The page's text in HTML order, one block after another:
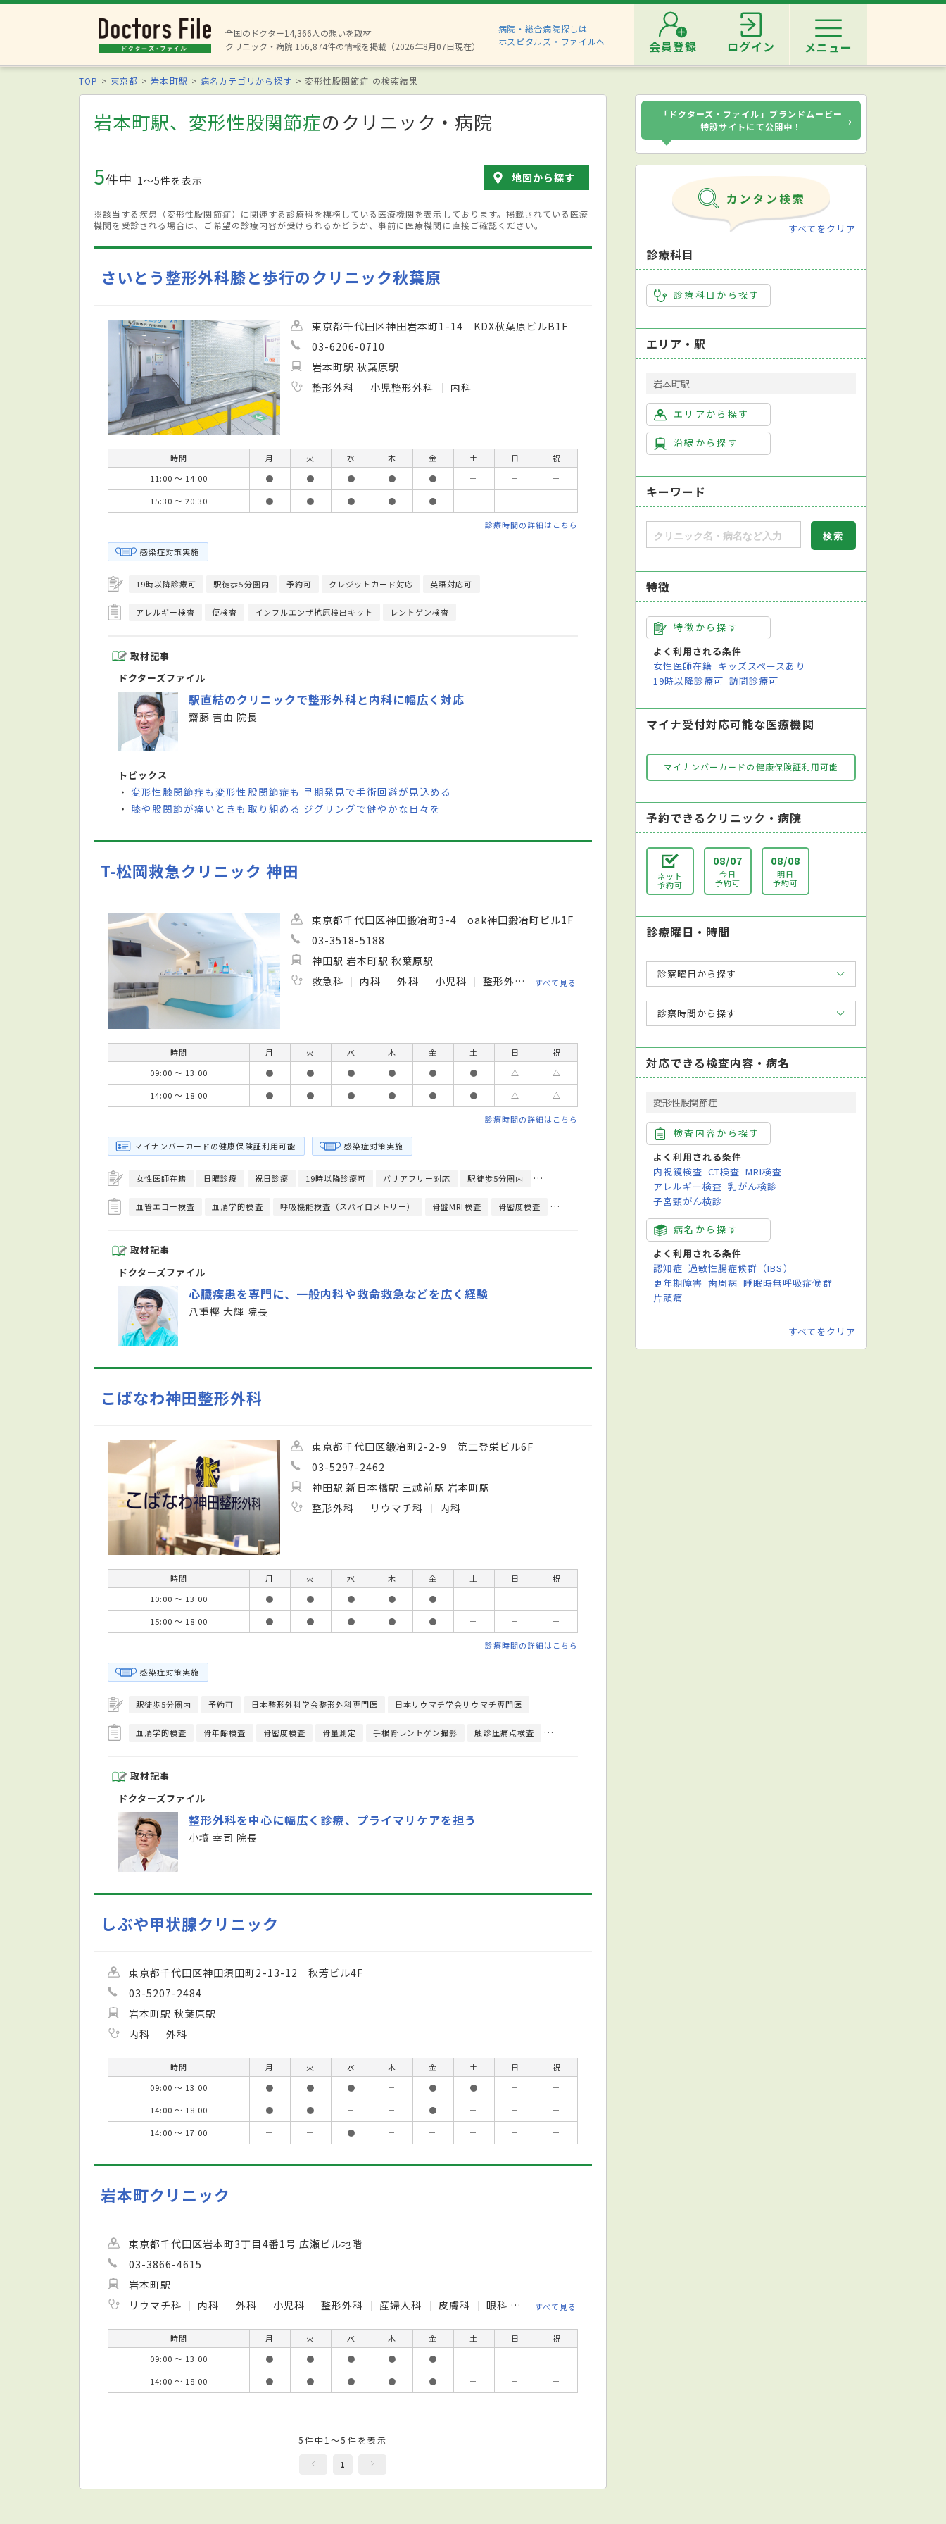
全国のドクター14,366人の想いを取材
クリニック・病院 156,874件の情報を掲載（2026年8月07日現在）
病院・総合病院探しは
ホスピタルズ・ファイルへ
会員登録 ログイン メニュー
TOP 東京都 岩本町駅 病名カテゴリから探す 変形性股関節症 の検索結果
岩本町駅、変形性股関節症のクリニック・病院
5件中 1〜5件を表示 地図から探す
※該当する疾患（変形性股関節症）に関連する診療科を標榜している医療機関を表示しております。掲載されている医療
機関を受診される場合は、ご希望の診療内容が受けられるかどうか、事前に医療機関に直接ご確認ください。
さいとう整形外科膝と歩行のクリニック秋葉原
東京都千代田区神田岩本町1-14 KDX秋葉原ビルB1F
03-6206-0710
岩本町駅 秋葉原駅
整形外科
小児整形外科 内科
時間 月 火 水 木 金 土 日
祝
11:00 ～ 14:00
● ● ● ● ● － －
－
15:30 ～ 20:30
● ● ● ● ● － － －
診療時間の詳細はこちら
感染症対策実施
19時以降診療可 駅徒歩5分圏内 予約可 クレジットカード対応 英語対応可
アレルギー検査 便検査 インフルエンザ抗原検出キット レントゲン検査
取材記事
ドクターズファイル
駅直結のクリニックで整形外科と内科に幅広く対応
齋藤 吉由 院長
トピックス
・変形性膝関節症も変形性股関節症も 早期発見で手術回避が見込める
・ 膝や股関節が痛いときも取り組める ジグリングで健やかな日々を
T-松岡救急クリニック 神田
東京都千代田区神田鍛冶町3-4 oak神田鍛冶町ビル1F
03-3518-5188
神田駅 岩本町駅 秋葉原駅
救急科
内科 外科 小児科 整形外科 脳神経外科 循環器内科 呼吸器内科
すべて見る
時間 月 火 水 木 金 土 日
祝
09:00 ～ 13:00
● ● ● ● ● ● △
△
14:00 ～ 18:00
● ● ● ● ● ● △ △
診療時間の詳細はこちら
マイナンバーカードの健康保険証利用可能 感染症対策実施
女性医師在籍 日曜診療 祝日診療 19時以降診療可 バリアフリー対応 駅徒歩5分圏内 予約可 クレジットカード対応 モバイル決済対応 健康診断対応
血管エコー検査 血清学的検査 呼吸機能検査（スパイロメトリー） 骨盤MRI検査 骨密度検査 骨量測定 耳鏡検査 手根骨レントゲン撮影
取材記事
ドクターズファイル
心臓疾患を専門に、一般内科や救命救急などを広く経験
八重樫 大輝 院長
こばなわ神田整形外科
東京都千代田区鍛冶町2-2-9 第二登栄ビル6F
03-5297-2462
神田駅 新日本橋駅 三越前駅 岩本町駅
整形外科
リウマチ科 内科
時間 月 火 水 木 金 土 日
祝
10:00 ～ 13:00
● ● ● ● ● － －
－
15:00 ～ 18:00
● ● ● ● ● － － －
診療時間の詳細はこちら
感染症対策実施
駅徒歩5分圏内 予約可 日本整形外科学会整形外科専門医 日本リウマチ学会リウマチ専門医
血清学的検査 骨年齢検査 骨密度検査 骨量測定 手根骨レントゲン撮影 触診圧痛点検査 神経学的検査
取材記事
ドクターズファイル
整形外科を中心に幅広く診療、プライマリケアを担う
小塙 幸司 院長
しぶや甲状腺クリニック
東京都千代田区神田須田町2-13-12 秋芳ビル4F
03-5207-2484
岩本町駅 秋葉原駅
内科
外科
時間 月 火 水 木 金 土 日
祝
09:00 ～ 13:00
● ● ● － ● ● －
－
14:00 ～ 18:00
● ● － － ● － －
－
14:00 ～ 17:00
－ － ● － － － － －
岩本町クリニック
東京都千代田区岩本町3丁目4番1号 広瀬ビル地階
03-3866-4615
岩本町駅
リウマチ科
内科 外科 小児科 整形外科 産婦人科 皮膚科 眼科 耳鼻咽喉科
すべて見る
時間 月 火 水 木 金 土 日
祝
09:00 ～ 13:00
● ● ● ● ● － －
－
14:00 ～ 18:00
● ● ● ● ● － － －
5件中1～5件を表示
1
「ドクターズ・ファイル」ブランドムービー
特設サイトにて公開中！
›
すべてをクリア
診療科目
診療科目から探す
エリア・駅
岩本町駅
エリアから探す
沿線から探す
キーワード
特徴
特徴から探す
よく利用される条件
女性医師在籍 キッズスペースあり
19時以降診療可 訪問診療可
マイナ受付対応可能な医療機関
マイナンバーカードの健康保険証利用可能
予約できるクリニック・病院
ネット
予約可
08/07
今日
予約可
08/08
明日
予約可
診療曜日・時間
診察曜日から探す
診察時間から探す
対応できる検査内容・病名
変形性股関節症
検査内容から探す
よく利用される条件
内視鏡検査 CT検査 MRI検査
アレルギー検査 乳がん検診
子宮頸がん検診
病名から探す
よく利用される条件
認知症 過敏性腸症候群（IBS）
更年期障害 歯周病 睡眠時無呼吸症候群
片頭痛
すべてをクリア